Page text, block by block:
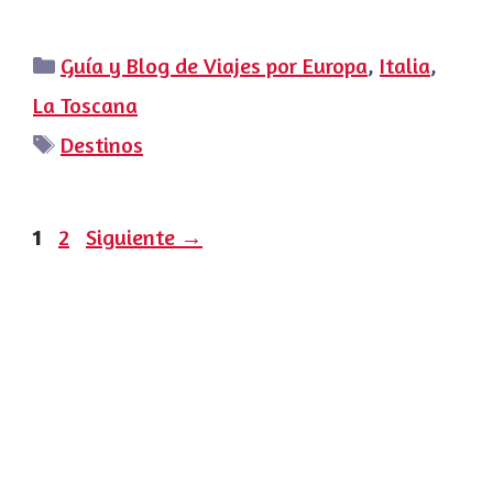
Categorías
Guía y Blog de Viajes por Europa, Italia,
La Toscana
Etiquetas
Destinos
Página
1 Página
2 Siguiente →